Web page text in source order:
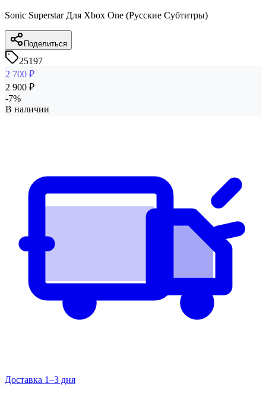
Sonic Superstar Для Xbox One (Русские Субтитры)
Поделиться
25197
2 700 ₽
2 900 ₽
-7%
В наличии
Доставка 1–3 дня